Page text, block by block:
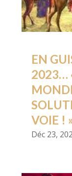
EN
2023…
VOIE !
Déc 23,